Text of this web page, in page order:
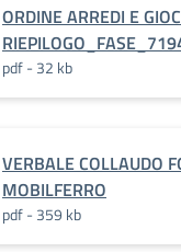
ORDINE ARREDI E
pdf - 32 kb
VERBALE COLLAUDO
MOBILFERRO
pdf - 359 kb